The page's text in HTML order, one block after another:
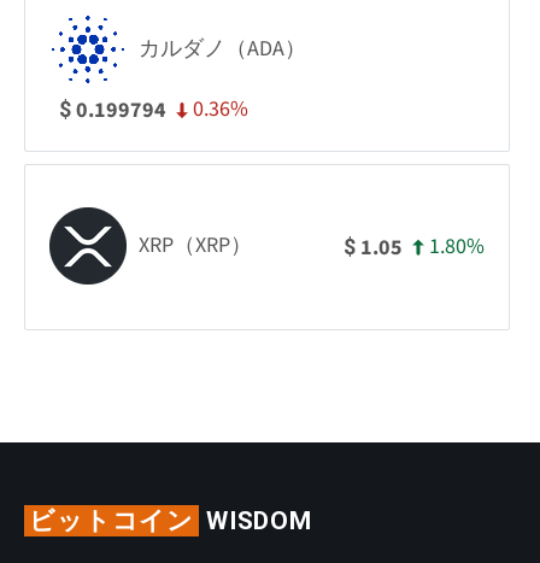
カルダノ（ADA）
$0.199794 0.36%
XRP（XRP） $ 1.05 1.80%
ビットコイン WISDOM